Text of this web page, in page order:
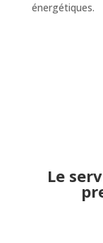
énergétiques.
Le